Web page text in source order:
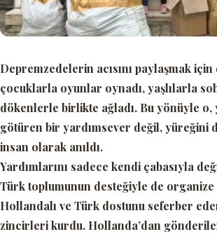
Depremzedelerin acısını paylaşmak
çocuklarla oyunlar oynadı, yaşlılarla
dökenlerle birlikte ağladı. Bu yönüyle o,
götüren bir yardımsever değil, yüreğini
insan olarak anıldı.
Yardımlarını sadece kendi çabasıyla
Türk toplumunun desteğiyle de organize
Hollandalı ve Türk dostunu seferber
zincirleri kurdu. Hollanda’dan